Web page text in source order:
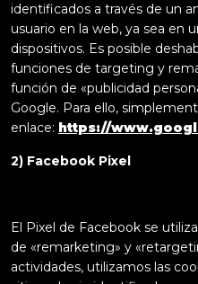
identificados a través de un
usuario en la web, ya sea en
dispositivos. Es posible
funciones de targeting y
función de «publicidad
Google. Para ello,
enlace: https://
2) Facebook Pixel
El Pixel de Facebook se
de «remarketing» y
actividades, utilizamos las